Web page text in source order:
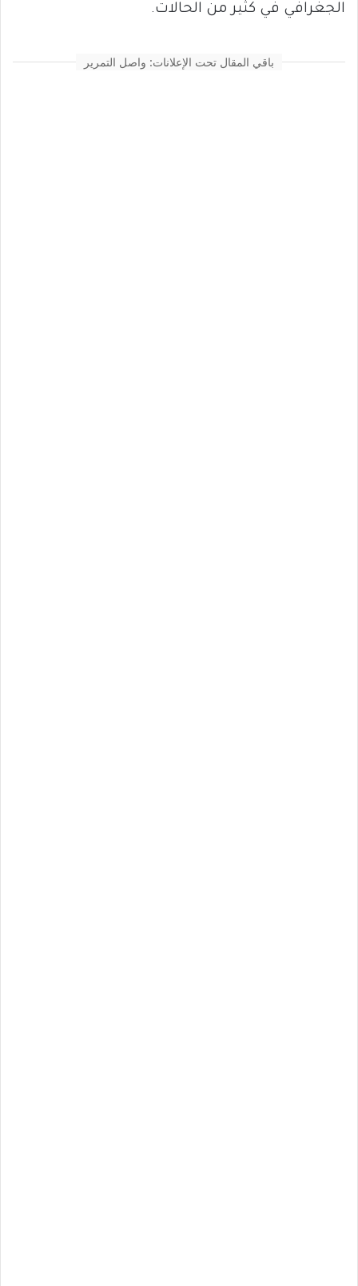
الجغرافي في كثير من الحالات.
باقي المقال تحت الإعلانات: واصل التمرير